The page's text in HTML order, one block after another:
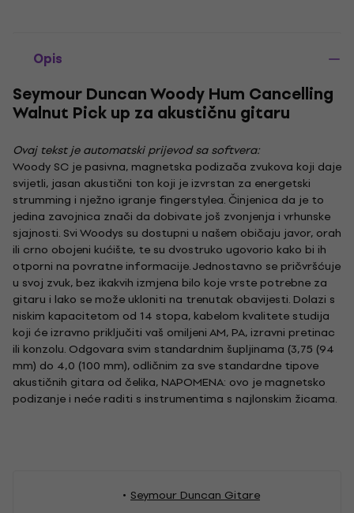
Opis
Seymour Duncan Woody Hum Cancelling
Walnut Pick up za akustičnu gitaru
Ovaj tekst je automatski prijevod sa softvera:
Woody SC je pasivna, magnetska podizača zvukova koji daje
svijetli, jasan akustični ton koji je izvrstan za energetski
strumming i nježno igranje fingerstylea. Činjenica da je to
jedina zavojnica znači da dobivate još zvonjenja i vrhunske
sjajnosti. Svi Woodys su dostupni u našem običaju javor, orah
ili crno obojeni kućište, te su dvostruko ugovorio kako bi ih
otporni na povratne informacije. Jednostavno se pričvršćuje
u svoj zvuk, bez ikakvih izmjena bilo koje vrste potrebne za
gitaru i lako se može ukloniti na trenutak obavijesti. Dolazi s
niskim kapacitetom od 14 stopa, kabelom kvalitete studija
koji će izravno priključiti vaš omiljeni AM, PA, izravni pretinac
ili konzolu. Odgovara svim standardnim šupljinama (3,75 (94
mm) do 4,0 (100 mm), odličnim za sve standardne tipove
akustičnih gitara od čelika, NAPOMENA: ovo je magnetsko
podizanje i neće raditi s instrumentima s najlonskim žicama.
Seymour Duncan Gitare